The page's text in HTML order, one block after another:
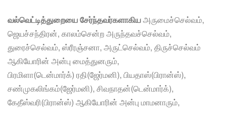
வல்வெட்டித்துறையை சேர்ந்தவர்களாகியஅருமைச்செல்வம்,
ஜெயச்சந்திரன், காலம்சென்ற அருந்தவச்செல்வம்,
துரைச்செல்வம், ஸ்ரீரஞ்சனா, அருட்செல்வம், திருச்செல்வம்
ஆகியோரின் அன்பு மைத்துனரும்,
பிரமிளா(டென்மார்க்) ரதி(ஜேர்மனி), பியதாஸ்(பிரான்ஸ்),
சண்முகலிங்கம்(ஜேர்மனி), சிவநாதன்(டென்மார்க்),
கேதீஸ்வரி(பிரான்ஸ்) ஆகியோரின் அன்பு மாமனாரும்,